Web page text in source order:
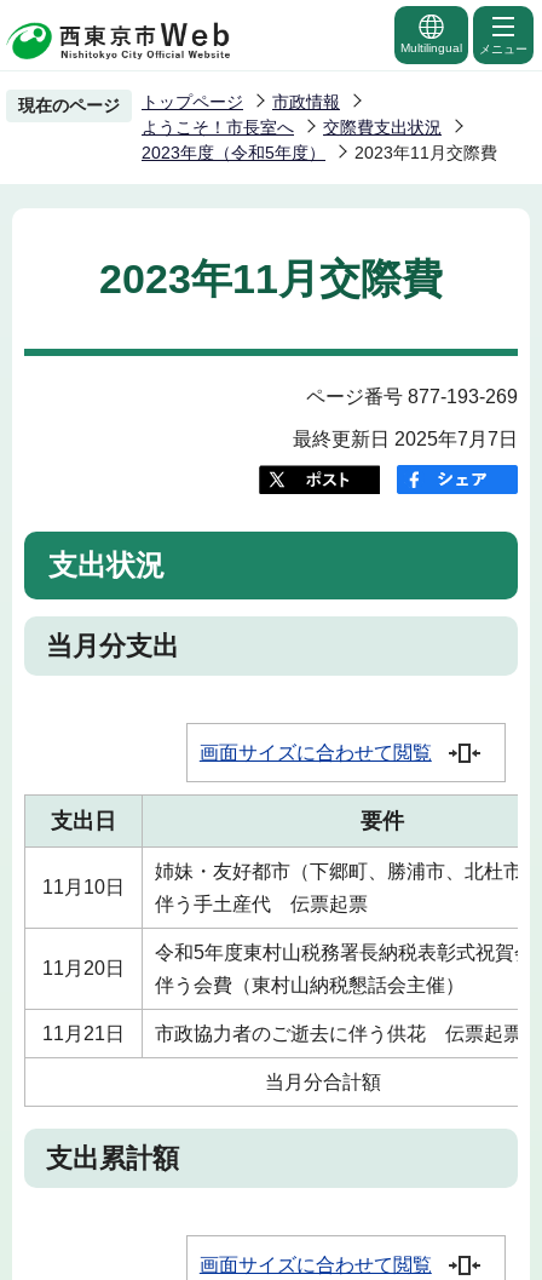
の
ー
の
先
Multilingual メニュー
現在のページ トップページ
市政情報
ようこそ！市長室へ
交際費支出状況
2023年度（令和5年度）
2023年11月交際費
2023年11月交際費
ページ番号 877-193-269
最終更新日 2025年7月7日
支出状況
当月分支出
画面サイズに合わせて閲覧
支出日 要件
11月10日
姉妹・友好都市（下郷町、勝浦市、北杜市
伴う手土産代 伝票起票
11月20日
令和5年度東村山税務署長納税表彰式祝賀会
伴う会費（東村山納税懇話会主催）
11月21日 市政協力者のご逝去に伴う供花 伝票起票
当月分合計額
支出累計額
画面サイズに合わせて閲覧